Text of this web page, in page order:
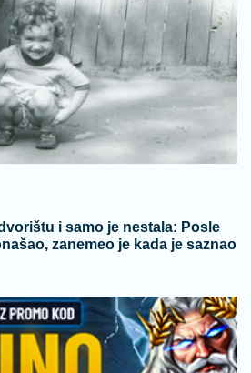
i samo je nestala: Posle
zanemeo je kada je saznao